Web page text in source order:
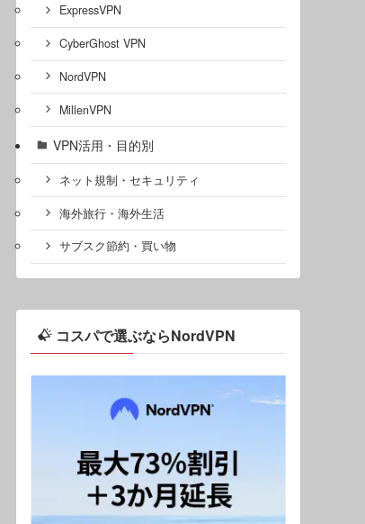
ExpressVPN
CyberGhost VPN
NordVPN
MillenVPN
VPN活用・目的別
ネット規制・セキュリティ
海外旅行・海外生活
サブスク節約・買い物
コスパで選ぶならNordVPN